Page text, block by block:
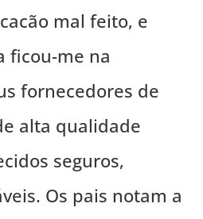
mal feito, e
ficou-me na
fornecedores de
alta qualidade
seguros,
Os pais notam a